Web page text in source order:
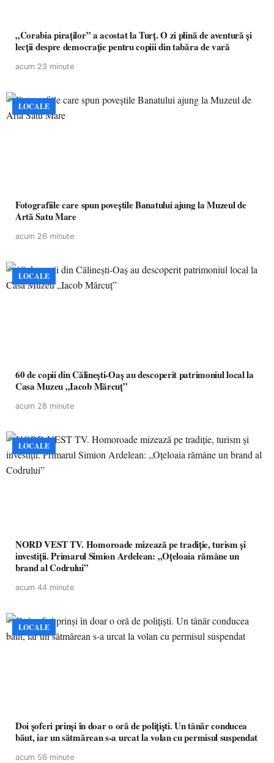
„Corabia piraților” a acostat la Turț. O zi plină de aventură și
lecții despre democrație pentru copiii din tabăra de vară
acum 23 minute
LOCALE
Fotografiile care spun poveștile Banatului ajung la Muzeul de
Artă Satu Mare
acum 26 minute
LOCALE
60 de copii din Călinești-Oaș au descoperit patrimoniul local la
Casa Muzeu „Iacob Mărcuț”
acum 28 minute
LOCALE
NORD VEST TV. Homoroade mizează pe tradiție, turism și
investiții. Primarul Simion Ardelean: „Oțeloaia rămâne un
brand al Codrului”
acum 44 minute
LOCALE
Doi șoferi prinși în doar o oră de polițiști. Un tânăr conducea
băut, iar un sătmărean s-a urcat la volan cu permisul suspendat
acum 56 minute